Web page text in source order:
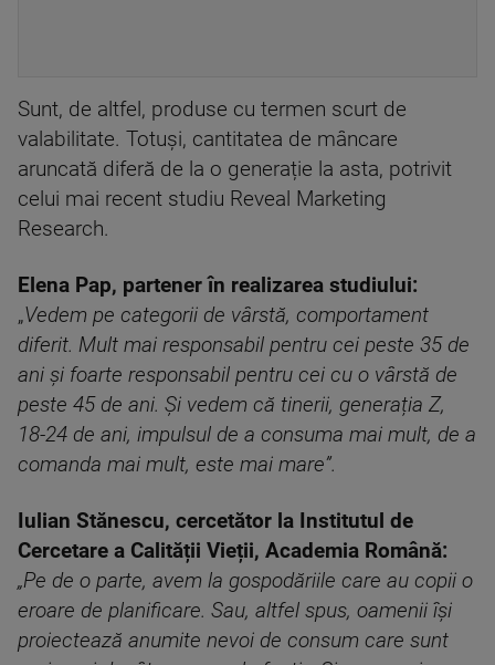
Sunt, de altfel, produse cu termen scurt de
valabilitate. Totuși, cantitatea de mâncare
aruncată diferă de la o generație la asta, potrivit
celui mai recent studiu Reveal Marketing
Research.
Elena Pap, partener în realizarea studiului:
„Vedem pe categorii de vârstă, comportament
diferit. Mult mai responsabil pentru cei peste 35 de
ani și foarte responsabil pentru cei cu o vârstă de
peste 45 de ani. Și vedem că tinerii, generația Z,
18-24 de ani, impulsul de a consuma mai mult, de a
comanda mai mult, este mai mare”.
Iulian Stănescu, cercetător la Institutul de
Cercetare a Calității Vieții, Academia Română:
„Pe de o parte, avem la gospodăriile care au copii o
eroare de planificare. Sau, altfel spus, oamenii își
proiectează anumite nevoi de consum care sunt